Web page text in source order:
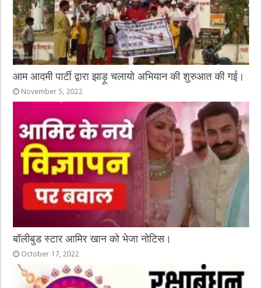
आम आदमी पार्टी द्वारा झाड़ू चलायो अभियान की शुरुआत की गई।
November 5, 2022
बॉलीबुड स्टार आमिर खान को भेजा नोटिस।
October 17, 2022